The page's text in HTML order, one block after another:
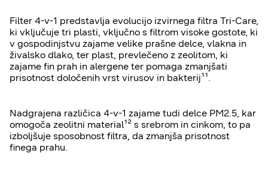
Filter 4-v-1 predstavlja evolucijo izvirnega filtra Tri-Care,
ki vključuje tri plasti, vključno s filtrom visoke gostote, ki
v gospodinjstvu zajame velike prašne delce, vlakna in
živalsko dlako, ter plast, prevlečeno z zeolitom, ki
zajame fin prah in alergene ter pomaga zmanjšati
prisotnost določenih vrst virusov in bakterij¹¹.
Nadgrajena različica 4-v-1 zajame tudi delce PM2.5, kar
omogoča zeolitni material¹² s srebrom in cinkom, to pa
izboljšuje sposobnost filtra, da zmanjša prisotnost
finega prahu.